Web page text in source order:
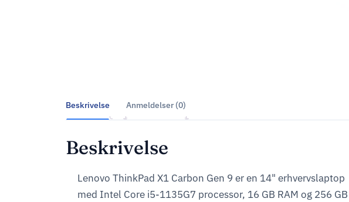
Beskrivelse Anmeldelser (0)
Beskrivelse
Lenovo ThinkPad X1 Carbon Gen 9 er en 14" erhvervslaptop
med Intel Core i5-1135G7 processor, 16 GB RAM og 256 GB